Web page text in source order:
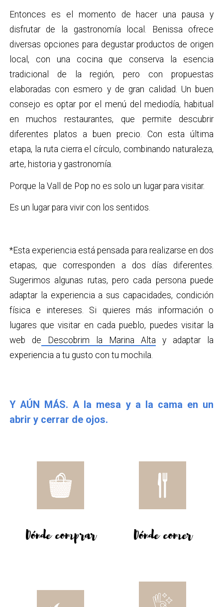
Entonces es el momento de hacer una pausa y
disfrutar de la gastronomía local. Benissa ofrece
diversas opciones para degustar productos de origen
local, con una cocina que conserva la esencia
tradicional de la región, pero con propuestas
elaboradas con esmero y de gran calidad. Un buen
consejo es optar por el menú del mediodía, habitual
en muchos restaurantes, que permite descubrir
diferentes platos a buen precio. Con esta última
etapa, la ruta cierra el círculo, combinando naturaleza,
arte, historia y gastronomía.
Porque la Vall de Pop no es solo un lugar para visitar.
Es un lugar para vivir con los sentidos.
*Esta experiencia está pensada para realizarse en dos
etapas, que corresponden a dos días diferentes.
Sugerimos algunas rutas, pero cada persona puede
adaptar la experiencia a sus capacidades, condición
física e intereses. Si quieres más información o
lugares que visitar en cada pueblo, puedes visitar la
web de Descobrim la Marina Alta y adaptar la
experiencia a tu gusto con tu mochila.
Y AÚN MÁS. A la mesa y a la cama en un
abrir y cerrar de ojos.
Dónde comprar Dónde comer